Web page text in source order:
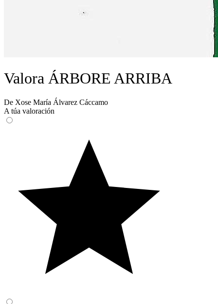
Valora ÁRBORE ARRIBA
De Xose María Álvarez Cáccamo
A túa valoración